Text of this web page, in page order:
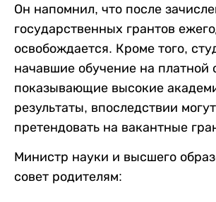
Он напомнил, что после
государственных грантов
освобождается. Кроме того,
начавшие обучение на платной
показывающие высокие
результаты, впоследствии могут
претендовать на вакантные
Министр науки и высшего
совет родителям: